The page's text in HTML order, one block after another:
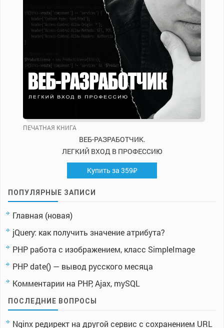
ПЕЧАТНАЯ КНИГА
ВЕБ-РАЗРАБОТЧИК.
ЛЕГКИЙ ВХОД В ПРОФЕССИЮ
Купить за 359₽
ПОПУЛЯРНЫЕ ЗАПИСИ
Главная (новая)
jQuery: как получить значение атрибута?
PHP работа с изображением, класс SimpleImage
PHP date() — вывод русского месяца
Комментарии на PHP, Ajax, mySQL
ПОСЛЕДНИЕ ВОПРОСЫ
Nginx редирект на другой сервис с сохранением URL